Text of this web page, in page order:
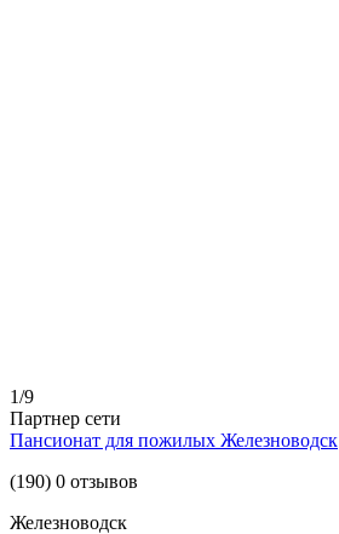
1/9
Партнер сети
Пансионат для пожилых Железноводск
(190) 0 отзывов
Железноводск